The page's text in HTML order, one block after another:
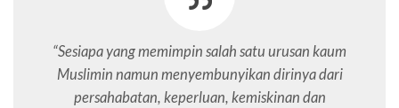
“Sesiapa yang memimpin salah satu urusan kaum
Muslimin namun menyembunyikan dirinya dari
persahabatan, keperluan, kemiskinan dan